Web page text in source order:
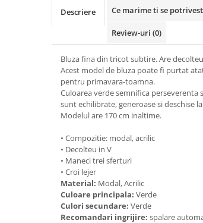
Descriere Ce marime ti se
Review-uri (0)
Bluza fina din tricot subtire. Are
Acest model de bluza poate fi purtat
pentru primavara-toamna.
Culoarea verde semnifica perseverenta
sunt echilibrate, generoase si deschise
Modelul are 170 cm inaltime.
• Compozitie: modal, acrilic
• Decolteu in V
• Maneci trei sferturi
• Croi lejer
Material: Modal, Acrilic
Culoare principala: Verde
Culori secundare: Verde
Recomandari ingrijire: spalare